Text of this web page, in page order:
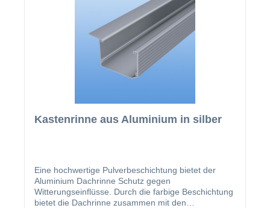
Kastenrinne aus Aluminium in silber
Eine hochwertige Pulverbeschichtung bietet der
Aluminium Dachrinne Schutz gegen
Witterungseinflüsse. Durch die farbige Beschichtung
bietet die Dachrinne zusammen mit den